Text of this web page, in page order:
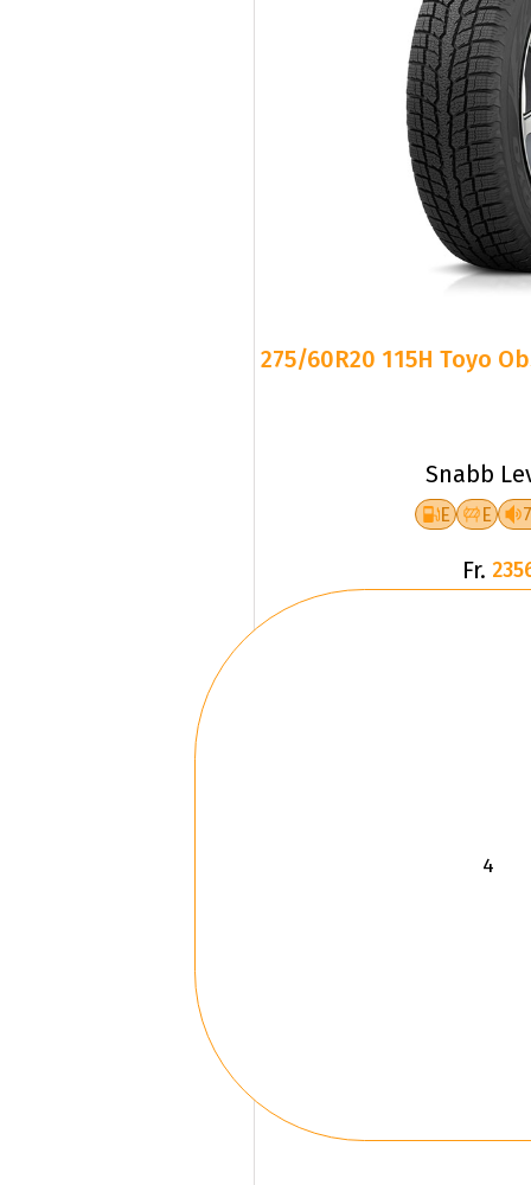
275/60R20 115H Toyo
Snabb
E E
Fr.